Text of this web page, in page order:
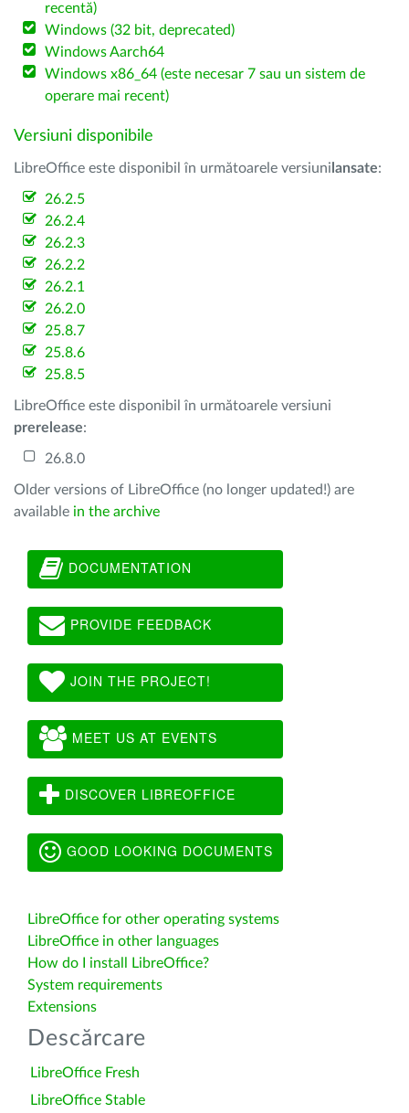
recentă)
Windows (32 bit, deprecated)
Windows Aarch64
Windows x86_64 (este necesar 7 sau un sistem de
operare mai recent)
Versiuni disponibile
LibreOffice este disponibil în următoarele versiuni lansate:
26.2.5
26.2.4
26.2.3
26.2.2
26.2.1
26.2.0
25.8.7
25.8.6
25.8.5
LibreOffice este disponibil în următoarele versiuni
prerelease:
26.8.0
Older versions of LibreOffice (no longer updated!) are
available in the archive
DOCUMENTATION
PROVIDE FEEDBACK
JOIN THE PROJECT!
MEET US AT EVENTS
DISCOVER LIBREOFFICE
GOOD LOOKING DOCUMENTS
LibreOffice for other operating systems
LibreOffice in other languages
How do I install LibreOffice?
System requirements
Extensions
Descărcare
LibreOffice Fresh
LibreOffice Stable